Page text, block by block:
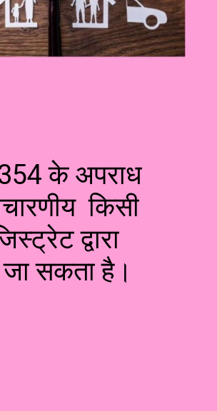
354 के अपराध
किसी
द्वारा
जा सकता है।